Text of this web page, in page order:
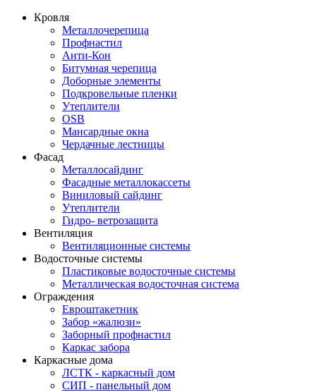
Кровля
Металлочерепица
Профнастил
Анти-Кон
Битумная черепица
Доборные элементы
Подкровельные пленки
Утеплители
OSB
Мансардные окна
Чердачные лестницы
Фасад
Металлосайдинг
Фасадные металлокассеты
Виниловый сайдинг
Утеплители
Гидро- ветрозащита
Вентиляция
Вентиляционные системы
Водосточные системы
Пластиковые водосточные системы
Металлическая водосточная система
Ограждения
Евроштакетник
Забор «жалюзи»
Заборный профнастил
Каркас забора
Каркасные дома
ЛСТК - каркасный дом
СИП - панельный дом